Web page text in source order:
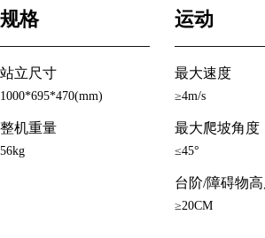
规格
站立尺寸
1000*695*470(mm)
整机重量
56kg
运动
最大速度
≥4m/s
最大爬坡角度
≤45°
台阶/障碍物
≥20CM